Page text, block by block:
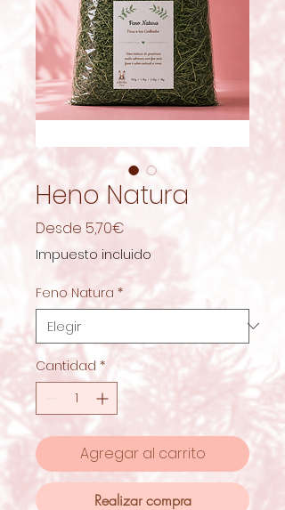
Heno Natura
Desde 5,70€
de
oferta
Impuesto incluido
Feno Natura *
Cantidad *
Agregar al carrito
Realizar compra